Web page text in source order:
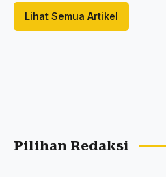
Lihat Semua Artikel
Pilihan Redaksi